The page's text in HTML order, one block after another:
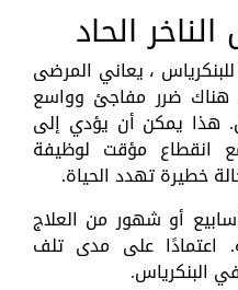
الحاد
، يعاني المرضى
في 15٪. هنا ، هناك ضرر مفاجئ وواسع
هذا يمكن أن يؤدي إلى
انقطاع مؤقت لوظيفة
خطيرة تهدد الحياة.
أو شهور من العلاج
اعتمادًا على مدى تلف
البنكرياس.